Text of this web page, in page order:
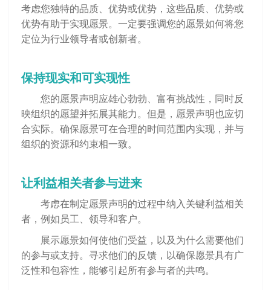
考虑您独特的品质、优势或优势，这些品质、优势或
优势有助于实现愿景。一定要强调您的愿景如何将您
定位为行业领导者或创新者。
保持现实和可实现性
您的愿景声明应雄心勃勃、富有挑战性，同时反
映组织的愿望并拓展其能力。但是，愿景声明也应切
合实际。确保愿景可在合理的时间范围内实现，并与
组织的资源和约束相一致。
让利益相关者参与进来
考虑在制定愿景声明的过程中纳入关键利益相关
者，例如员工、领导和客户。
展示愿景如何使他们受益，以及为什么需要他们
的参与或支持。寻求他们的反馈，以确保愿景具有广
泛性和包容性，能够引起所有参与者的共鸣。